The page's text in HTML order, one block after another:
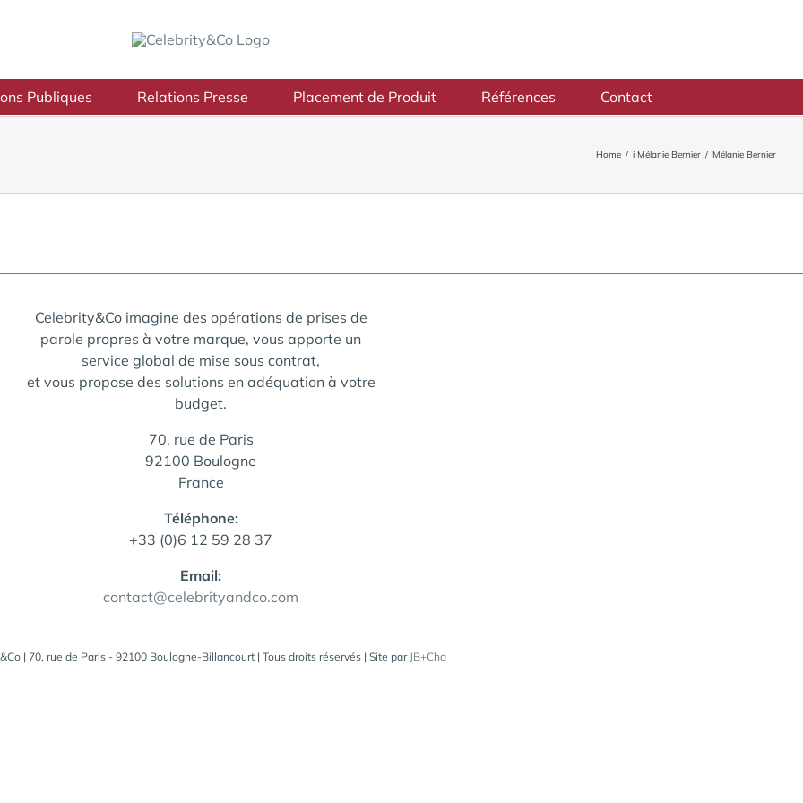
Publiques Relations Presse Placement de Produit Références Contact
Home / i Mélanie Bernier / Mélanie Bernier
Celebrity&Co imagine des opérations de prises de
parole propres à votre marque, vous apporte un
service global de mise sous contrat,
et vous propose des solutions en adéquation à votre
budget.
70, rue de Paris
92100 Boulogne
France
Téléphone:
+33 (0)6 12 59 28 37
Email:
contact@celebrityandco.com
| 70, rue de Paris - 92100 Boulogne-Billancourt | Tous droits réservés | Site par JB+Cha